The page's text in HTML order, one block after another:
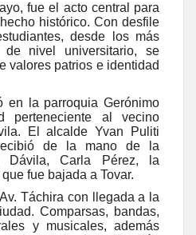
fue el acto central para
histórico. Con desfile
desde los más
de nivel universitario, se
valores patrios e identidad
en la parroquia Gerónimo
perteneciente al vecino
El alcalde Yvan Puliti
de la mano de la
Dávila, Carla Pérez, la
fue bajada a Tovar.
Táchira con llegada a la
Comparsas, bandas,
y musicales, además